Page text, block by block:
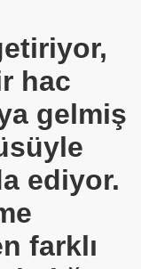
hac
gelmiş
ediyor.
farklı